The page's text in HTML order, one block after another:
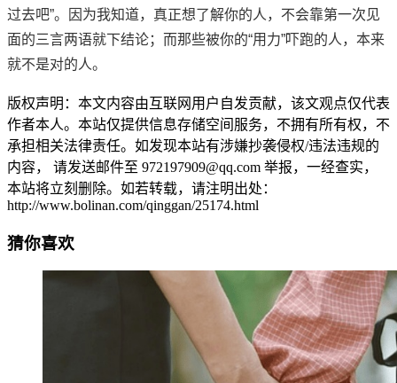
过去吧”。因为我知道，真正想了解你的人，不会靠第一次见
面的三言两语就下结论；而那些被你的“用力”吓跑的人，本来
就不是对的人。
版权声明：本文内容由互联网用户自发贡献，该文观点仅代表
作者本人。本站仅提供信息存储空间服务，不拥有所有权，不
承担相关法律责任。如发现本站有涉嫌抄袭侵权/违法违规的
内容， 请发送邮件至 972197909@qq.com 举报，一经查实，
本站将立刻删除。如若转载，请注明出处：
http://www.bolinan.com/qinggan/25174.html
猜你喜欢